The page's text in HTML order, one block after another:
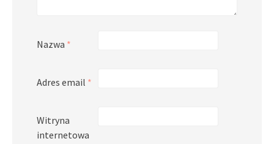
Nazwa *
Adres email *
Witryna
internetowa